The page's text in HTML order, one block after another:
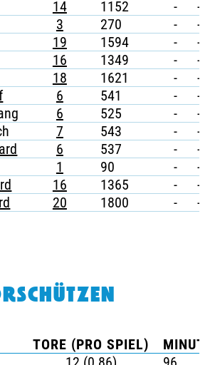
14 1152 -
-
3 270 -
-
19 1594 -
-
16 1349 -
-
18 1621 -
-
6 541 -
-
6 525 -
-
7 543 -
-
6 537 -
-
1 90 -
-
16 1365 -
-
20 1800 - -
TORE (PRO SPIEL)